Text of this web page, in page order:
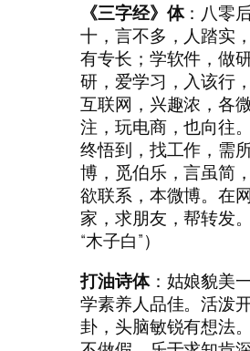
《三字经》体：八零
十，言不多，人踏实
有专长；学软件，做
研，爱学习，入该行，
互联网，兴趣浓，各
注，玩电商，也向往
终悟到，找工作，需
博，觅伯乐，言虽简
欲联系，本微博。在
家，求朋友，帮转发
“木子白”）
打油诗体：姑娘貌美
学素养人品佳。活泼
卦，头脑敏锐有想法